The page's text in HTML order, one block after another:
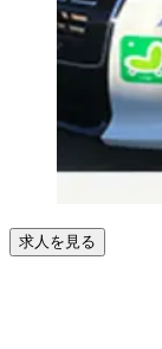
求人を見る